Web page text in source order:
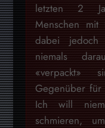
letzten 2
Menschen mit
dabei jedoch
niemals
«verpackt»
Gegenüber für
Ich will
schmieren,